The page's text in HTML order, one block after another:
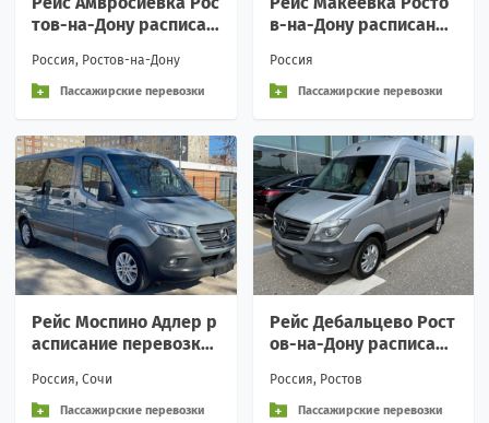
тов-на-Дону расписан
рские аренда
Россия, Ростов-на-Дону
Пассажирские перевозки
в-на-Дону расписание
кие аренда Вежливое
о
Россия
Пассажирские перевозки
Рейс Моспино Адлер р
асписание перевозки
Вежливое обращение
и
Россия, Сочи
Пассажирские перевозки
Рейс Дебальцево Рост
ов-на-Дону расписани
ские аренда Вежливо
е
Россия, Ростов
Пассажирские перевозки